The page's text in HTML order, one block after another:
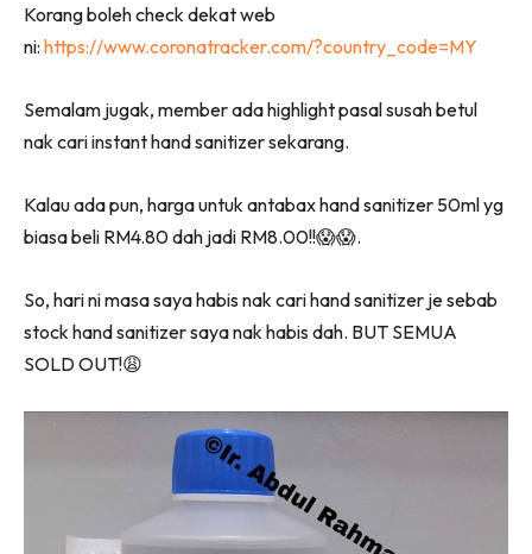
Korang boleh check dekat web
ni: https://www.coronatracker.com/?country_code=MY
Semalam jugak, member ada highlight pasal susah betul
nak cari instant hand sanitizer sekarang.
Kalau ada pun, harga untuk antabax hand sanitizer 50ml yg
biasa beli RM4.80 dah jadi RM8.00!!😱😱.
So, hari ni masa saya habis nak cari hand sanitizer je sebab
stock hand sanitizer saya nak habis dah. BUT SEMUA
SOLD OUT!😩